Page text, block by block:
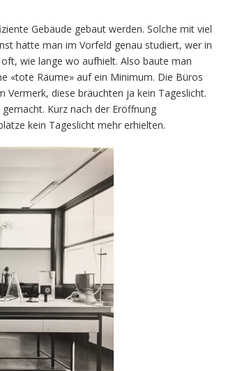
Gebäude gebaut werden. Solche mit viel
hatte man im Vorfeld genau studiert, wer in
wie lange wo aufhielt. Also baute man
«tote Räume» auf ein Minimum. Die Büros
diese bräuchten ja kein Tageslicht.
Kurz nach der Eröffnung
kein Tageslicht mehr erhielten.